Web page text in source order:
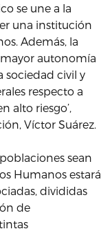
se une a la
una institución
Además, la
autonomía
sociedad civil y
respecto a
alto riesgo’,
Víctor Suárez.
sean
Humanos estará
divididas
de